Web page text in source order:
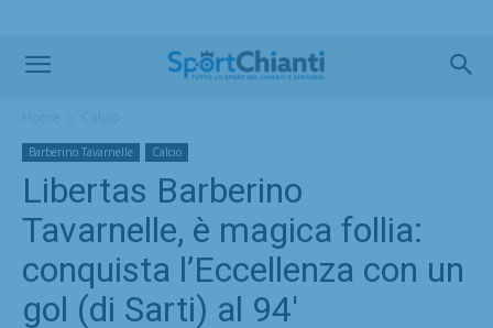
Barberino Tavarnelle Calcio
Libertas Barberino
Tavarnelle, è magica follia:
conquista l’Eccellenza con un
gol (di Sarti) al 94′